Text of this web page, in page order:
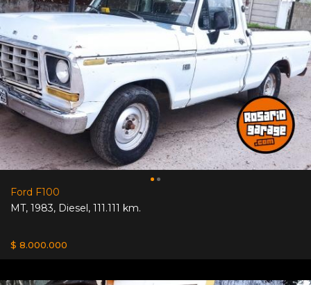
Ford F100
MT, 1983, Diesel, 111.111 km.
$ 8.000.000